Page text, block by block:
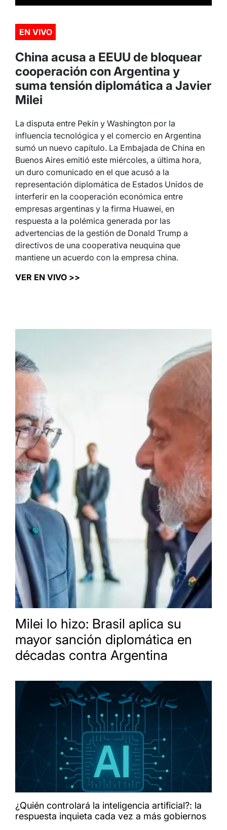
EN VIVO
China acusa a EEUU de bloquear
cooperación con Argentina y
suma tensión diplomática a Javier
Milei
La disputa entre Pekín y Washington por la
influencia tecnológica y el comercio en Argentina
sumó un nuevo capítulo. La Embajada de China en
Buenos Aires emitió este miércoles, a última hora,
un duro comunicado en el que acusó a la
representación diplomática de Estados Unidos de
interferir en la cooperación económica entre
empresas argentinas y la firma Huawei, en
respuesta a la polémica generada por las
advertencias de la gestión de Donald Trump a
directivos de una cooperativa neuquina que
mantiene un acuerdo con la empresa china.
VER EN VIVO >>
Milei lo hizo: Brasil aplica su
mayor sanción diplomática en
décadas contra Argentina
¿Quién controlará la inteligencia artificial?: la
respuesta inquieta cada vez a más gobiernos